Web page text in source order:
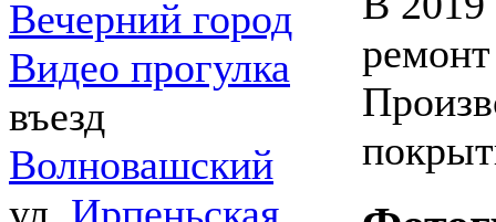
Вечерний город
Видео прогулка
въезд
Волновашский